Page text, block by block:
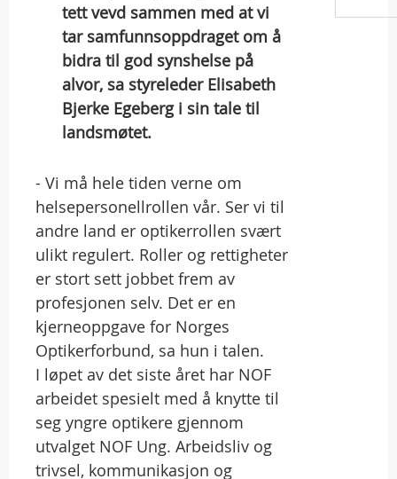
tett vevd sammen med at vi
tar samfunnsoppdraget om å
bidra til god synshelse på
alvor, sa styreleder Elisabeth
Bjerke Egeberg i sin tale til
landsmøtet.
- Vi må hele tiden verne om
helsepersonellrollen vår. Ser vi til
andre land er optikerrollen svært
ulikt regulert. Roller og rettigheter
er stort sett jobbet frem av
profesjonen selv. Det er en
kjerneoppgave for Norges
Optikerforbund, sa hun i talen.
I løpet av det siste året har NOF
arbeidet spesielt med å knytte til
seg yngre optikere gjennom
utvalget NOF Ung. Arbeidsliv og
trivsel, kommunikasjon og